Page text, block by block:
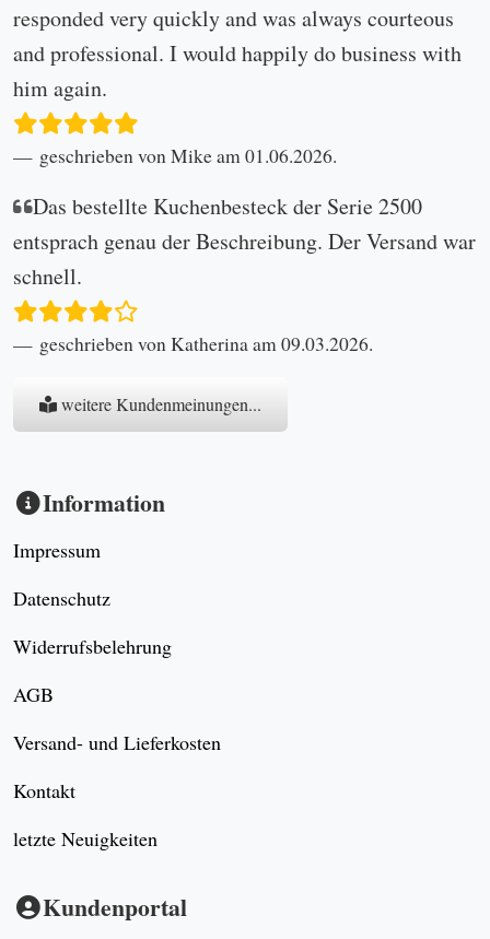
responded very quickly and was always courteous
and professional. I would happily do business with
him again.
geschrieben von Mike am 01.06.2026.
Das bestellte Kuchenbesteck der Serie 2500
entsprach genau der Beschreibung. Der Versand war
schnell.
geschrieben von Katherina am 09.03.2026.
weitere Kundenmeinungen...
Information
Impressum
Datenschutz
Widerrufsbelehrung
AGB
Versand- und Lieferkosten
Kontakt
letzte Neuigkeiten
Kundenportal